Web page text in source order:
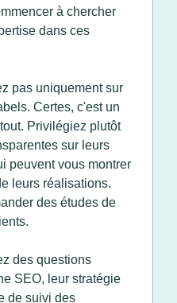
à chercher
dans ces
pas uniquement sur
Certes, c'est un
Privilégiez plutôt
sur leurs
peuvent vous montrer
leurs réalisations.
des études de
des questions
SEO, leur stratégie
de suivi des